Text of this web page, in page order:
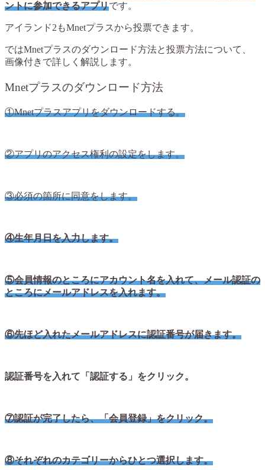
ントに参加できるアプリです。
アイランド2もMnetプラスから投票できます。
ではMnetプラスのダウンロード方法と投票方法について、
画像付きで詳しく解説します。
Mnetプラスのダウンロード方法
①Mnetプラスアプリをダウンロードする。
②アプリのアクセス権利の設定をします。
③必須の箇所に同意をします。
④生年月日を入力します。
⑤会員情報のところにアカウント名を入れて、メール認証の
ところにメールアドレスを入れます。
⑥先ほど入れたメールアドレスに認証番号が届きます。
認証番号を入れて「認証する」をクリック。
⑦認証が完了したら、「会員登録」をクリック。
⑧それぞれのカテゴリーからひとつ選択します。